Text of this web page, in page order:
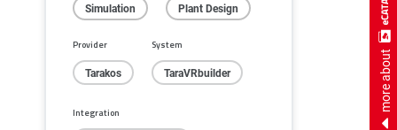
more about
Simulation Plant Design
Provider
Tarakos
System
TaraVRbuilder
Integration